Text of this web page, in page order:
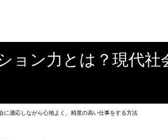
ョン力とは？現代
に適応しながら心地よく、精度の高い仕事をする方法